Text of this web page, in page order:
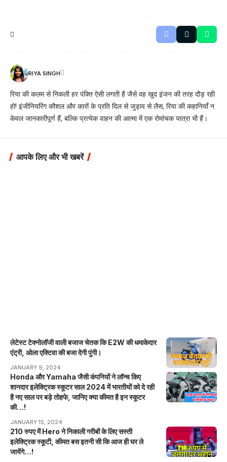
RIYA SINGH
रिया की कलम से निकली हर पंक्ति ऐसी लगती है जैसे वह खुद इंजन की तरह दौड़ रही
हो! इंजीनियरिंग कौशल और कारों के प्रति दिल से जुड़ाव से लैस, रिया की कहानियाँ न
केवल जानकारीपूर्ण हैं, बल्कि प्रत्येक वाहन की आत्मा में एक रोमांचक यात्रा भी हैं।
आपके लिए और भी खबरें
लेटेस्ट टेक्नोलॉजी वाली बजाज चेतक कि E2W की धमाकेदार
एंट्री, ओला एक्टिवा की बजा देगी पुंगी।
JANUARY 9, 2024
Honda और Yamaha जैसी कंपनियों ने लॉन्च किए
शानदार इलेक्ट्रिक स्कूटर साल 2024 में भारतीयों को दे रही
है नए साल पर बड़े तोहफे, जानिए क्या कीमत है इन स्कूटर
की…!
JANUARY 15, 2024
210 रुपए में Hero ने निकाली गरीबों के लिए सस्ती
इलेक्ट्रिक स्कूटी, कीमत बस इतनी सी कि आज ही घर ले
जायेंगे…!